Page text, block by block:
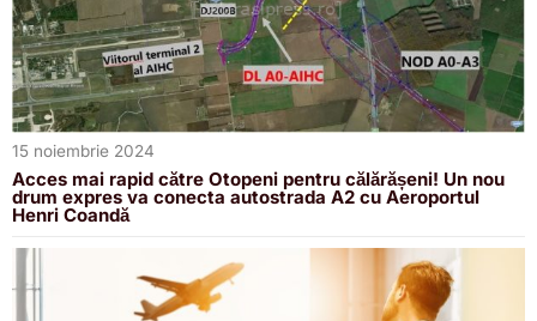
15 noiembrie 2024
Acces mai rapid către Otopeni pentru călărășeni! Un nou
drum expres va conecta autostrada A2 cu Aeroportul
Henri Coandă